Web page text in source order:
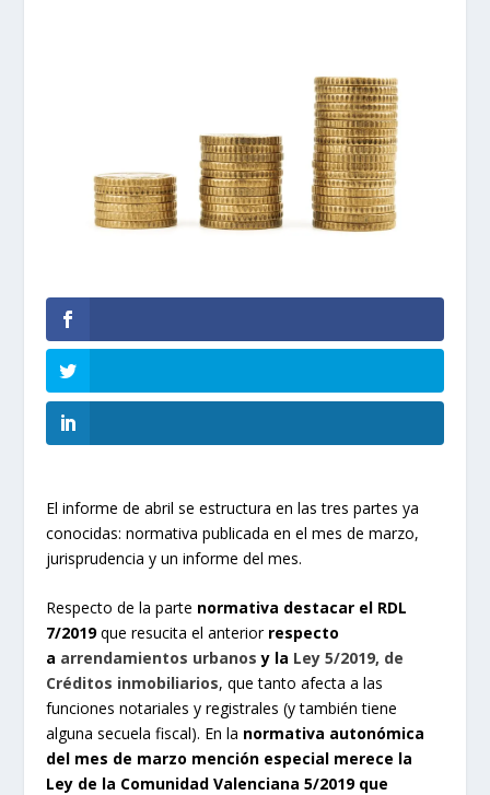
El informe de abril se estructura en las tres partes ya
conocidas: normativa publicada en el mes de marzo,
jurisprudencia y un informe del mes.
Respecto de la parte normativa destacar el RDL
7/2019que resucita el anterior respecto
a arrendamientos urbanos y la Ley 5/2019, de
Créditos inmobiliarios, que tanto afecta a las
funciones notariales y registrales (y también tiene
alguna secuela fiscal). En la normativa autonómica
del mes de marzo mención especial merece la
Ley de la Comunidad Valenciana 5/2019 que